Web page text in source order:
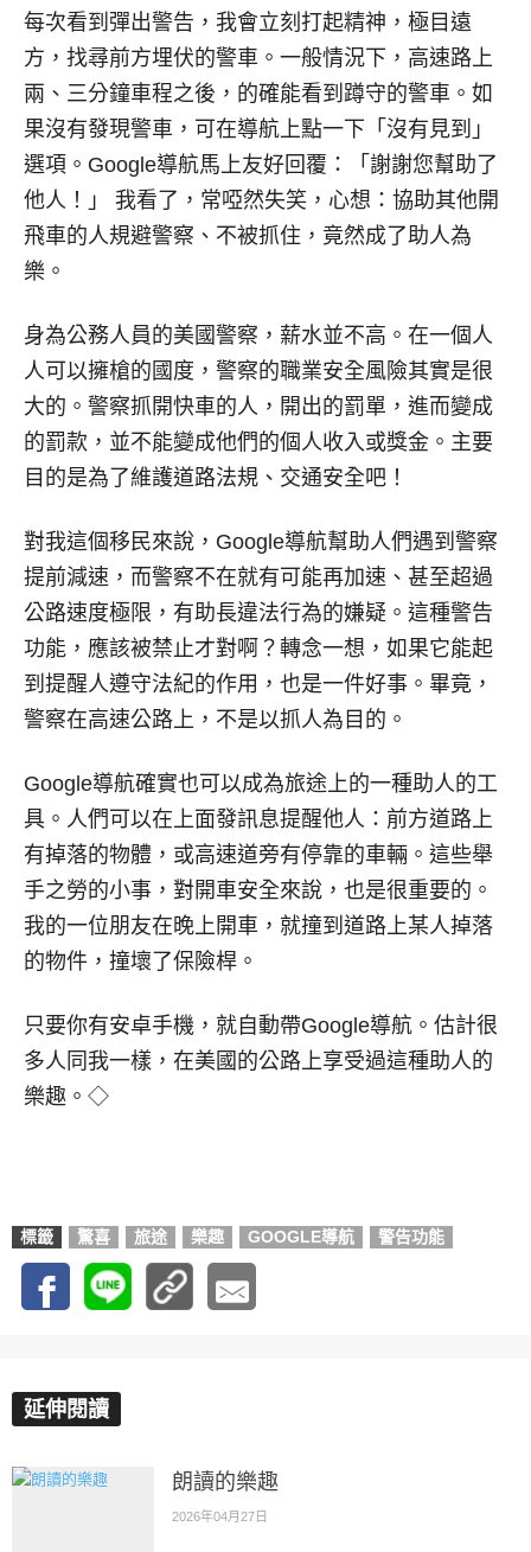
每次看到彈出警告，我會立刻打起精神，極目遠
方，找尋前方埋伏的警車。一般情況下，高速路上
兩、三分鐘車程之後，的確能看到蹲守的警車。如
果沒有發現警車，可在導航上點一下「沒有見到」
選項。Google導航馬上友好回覆：「謝謝您幫助了
他人！」 我看了，常啞然失笑，心想：協助其他開
飛車的人規避警察、不被抓住，竟然成了助人為
樂。
身為公務人員的美國警察，薪水並不高。在一個人
人可以擁槍的國度，警察的職業安全風險其實是很
大的。警察抓開快車的人，開出的罰單，進而變成
的罰款，並不能變成他們的個人收入或獎金。主要
目的是為了維護道路法規、交通安全吧！
對我這個移民來說，Google導航幫助人們遇到警察
提前減速，而警察不在就有可能再加速、甚至超過
公路速度極限，有助長違法行為的嫌疑。這種警告
功能，應該被禁止才對啊？轉念一想，如果它能起
到提醒人遵守法紀的作用，也是一件好事。畢竟，
警察在高速公路上，不是以抓人為目的。
Google導航確實也可以成為旅途上的一種助人的工
具。人們可以在上面發訊息提醒他人：前方道路上
有掉落的物體，或高速道旁有停靠的車輛。這些舉
手之勞的小事，對開車安全來說，也是很重要的。
我的一位朋友在晚上開車，就撞到道路上某人掉落
的物件，撞壞了保險桿。
只要你有安卓手機，就自動帶Google導航。估計很
多人同我一樣，在美國的公路上享受過這種助人的
樂趣。◇
標籤 驚喜 旅途 樂趣 GOOGLE導航 警告功能
延伸閱讀
朗讀的樂趣
2026年04月27日